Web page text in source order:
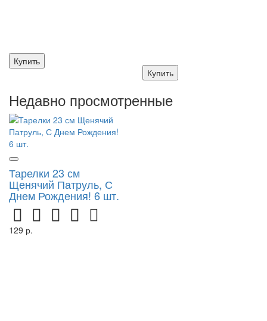
Купить
Купить
Недавно просмотренные
Тарелки 23 см
Щенячий Патруль, С
Днем Рождения! 6 шт.
129 р.